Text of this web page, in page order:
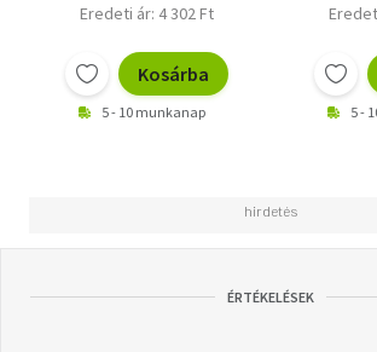
Eredeti ár: 4 302 Ft
Kosárba
5 - 10 munkanap 5 -
ÉRTÉKELÉSEK